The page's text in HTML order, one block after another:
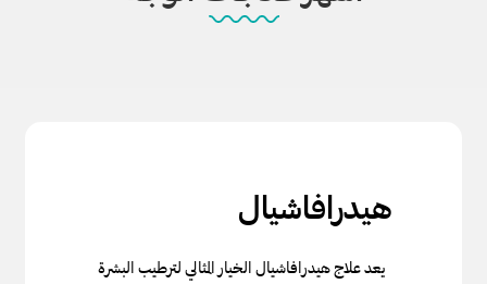
هيدرافاشيال
يعد علاج هيدرافاشيال الخيار المثالي لترطيب البشرة